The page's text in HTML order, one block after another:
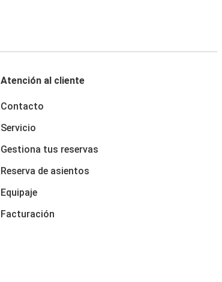
Atención al cliente
Contacto
Servicio
Gestiona tus reservas
Reserva de asientos
Equipaje
Facturación